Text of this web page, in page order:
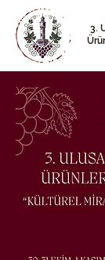
3.